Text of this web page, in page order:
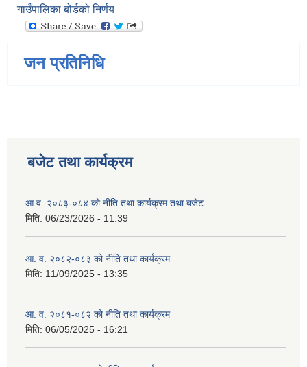
गाउँपालिका बोर्डको निर्णय
जन प्रतिनिधि
बजेट तथा कार्यक्रम
आ.व. २०८३-०८४ को नीति तथा कार्यक्रम तथा बजेट
मिति: 06/23/2026 - 11:39
आ. व. २०८२-०८३ को नीति तथा कार्यक्रम
मिति: 11/09/2025 - 13:35
आ. व. २०८१-०८२ को नीति तथा कार्यक्रम
मिति: 06/05/2025 - 16:21